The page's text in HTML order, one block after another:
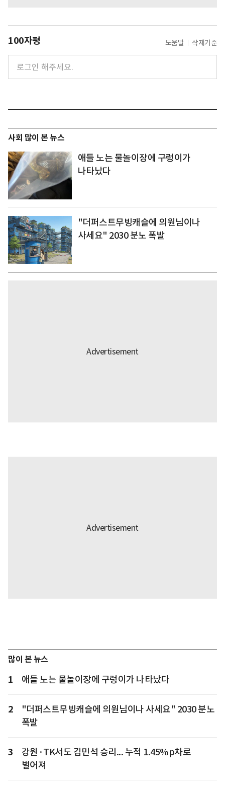
100자평 도움말 삭제기준
사회 많이 본 뉴스
애들 노는 물놀이장에 구렁이가
나타났다
"더퍼스트무빙캐슬에 의원님이나
사세요" 2030 분노 폭발
많이 본 뉴스
1 애들 노는 물놀이장에 구렁이가 나타났다
2
"더퍼스트무빙캐슬에 의원님이나 사세요" 2030 분노
폭발
3
강원·TK서도 김민석 승리... 누적 1.45%p차로
벌어져